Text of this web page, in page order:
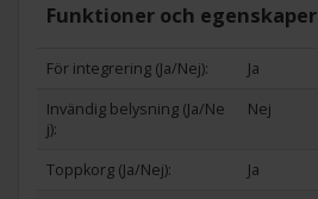
Funktioner och egenskaper
För integrering (Ja/Nej):
Ja
Invändig belysning (Ja/Ne
j):
Nej
Toppkorg (Ja/Nej):
Ja